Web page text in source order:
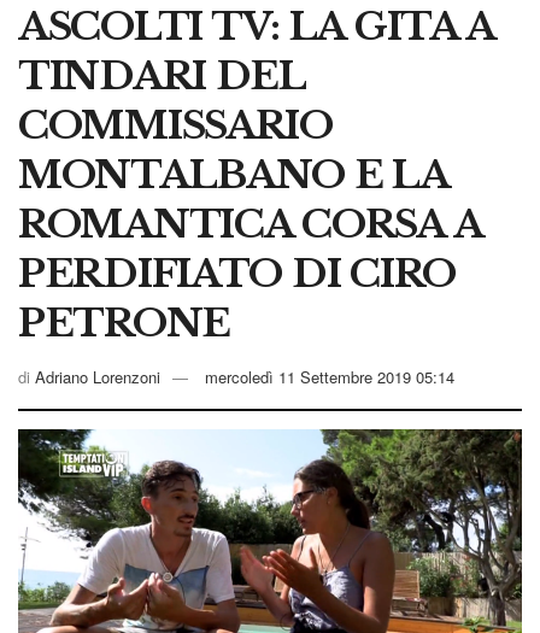
ASCOLTI TV: LA GITA A
TINDARI DEL
COMMISSARIO
MONTALBANO E LA
ROMANTICA CORSA A
PERDIFIATO DI CIRO
PETRONE
di Adriano Lorenzoni mercoledì 11 Settembre 2019 05:14